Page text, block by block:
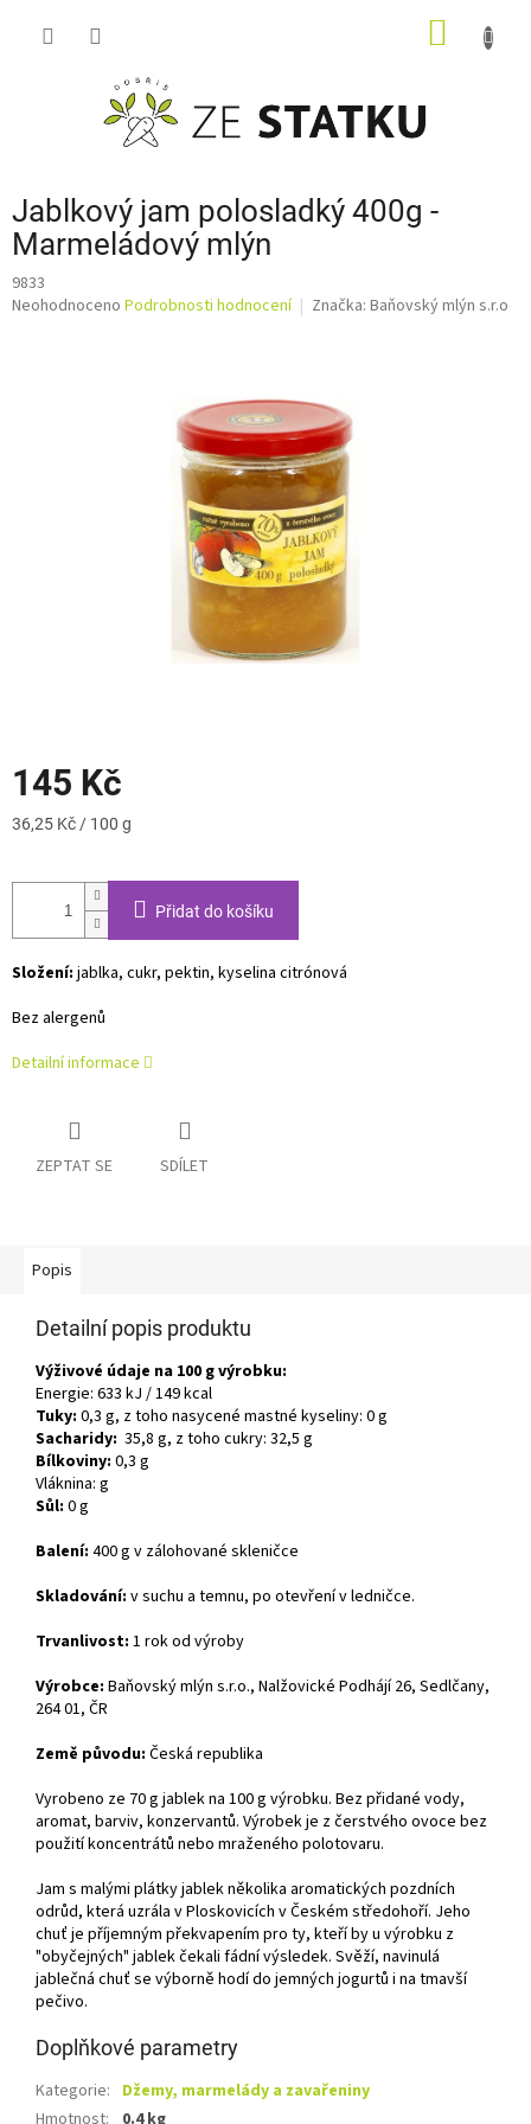
Jablkový jam polosladký 400g -
Marmeládový mlýn
9833
Průměrné
Neohodnoceno Podrobnosti hodnocení Značka: Baňovský mlýn s.r.o
145 Kč
Měrná
36,25 Kč / 100 g
Přidat do košíku
Složení: jablka, cukr, pektin, kyselina citrónová
Bez alergenů
Detailní informace
ZEPTAT SE SDÍLET
Popis
Detailní popis produktu
Výživové údaje na 100 g výrobku:
Energie: 633 kJ / 149 kcal
Tuky: 0,3 g, z toho nasycené mastné kyseliny: 0 g
Sacharidy: 35,8 g, z toho cukry: 32,5 g
Bílkoviny: 0,3 g
Vláknina: g
Sůl: 0 g
Balení: 400 g v zálohované skleničce
Skladování: v suchu a temnu, po otevření v ledničce.
Trvanlivost: 1 rok od výroby
Výrobce: Baňovský mlýn s.r.o., Nalžovické Podhájí 26, Sedlčany,
264 01, ČR
Země původu: Česká republika
Vyrobeno ze 70 g jablek na 100 g výrobku. Bez přidané vody,
aromat, barviv, konzervantů. Výrobek je z čerstvého ovoce bez
použití koncentrátů nebo mraženého polotovaru.
Jam s malými plátky jablek několika aromatických pozdních
odrůd, která uzrála v Ploskovicích v Českém středohoří. Jeho
chuť je příjemným překvapením pro ty, kteří by u výrobku z
"obyčejných" jablek čekali fádní výsledek. Svěží, navinulá
jablečná chuť se výborně hodí do jemných jogurtů i na tmavší
pečivo.
Doplňkové parametry
Kategorie: Džemy, marmelády a zavařeniny